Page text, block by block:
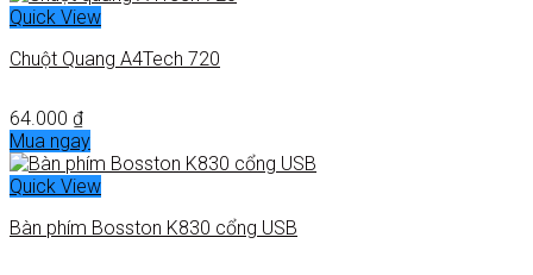
Quick View
Chuột Quang A4Tech 720
64.000 ₫
Mua ngay
Quick View
Bàn phím Bosston K830 cổng USB